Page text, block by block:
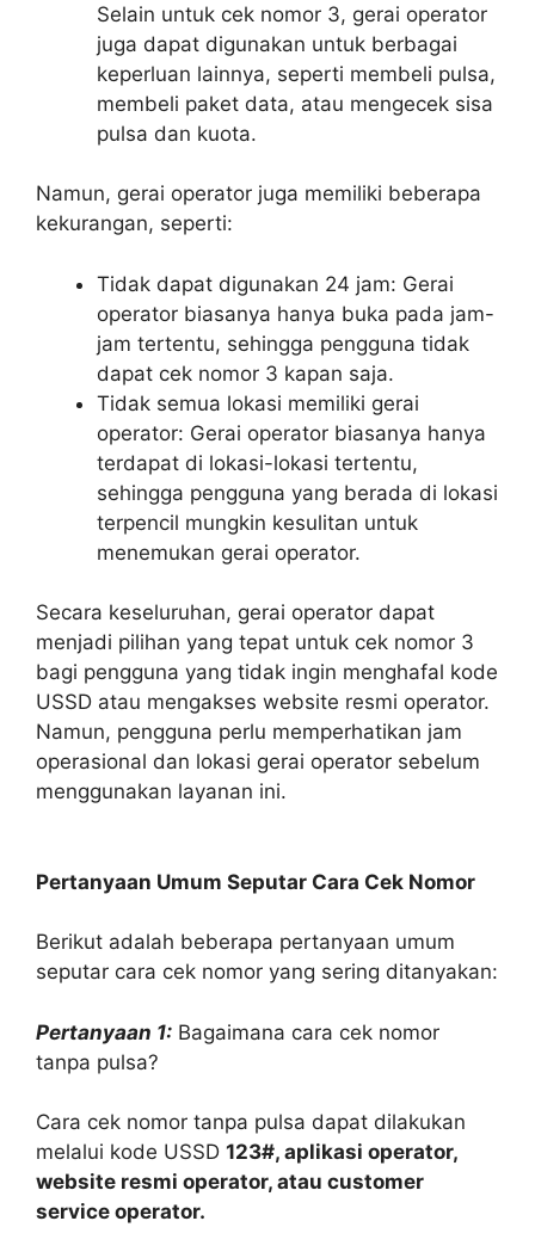
Selain untuk cek nomor 3, gerai operator
juga dapat digunakan untuk berbagai
keperluan lainnya, seperti membeli pulsa,
membeli paket data, atau mengecek sisa
pulsa dan kuota.
Namun, gerai operator juga memiliki beberapa
kekurangan, seperti:
Tidak dapat digunakan 24 jam: Gerai
operator biasanya hanya buka pada jam-
jam tertentu, sehingga pengguna tidak
dapat cek nomor 3 kapan saja.
Tidak semua lokasi memiliki gerai
operator: Gerai operator biasanya hanya
terdapat di lokasi-lokasi tertentu,
sehingga pengguna yang berada di lokasi
terpencil mungkin kesulitan untuk
menemukan gerai operator.
Secara keseluruhan, gerai operator dapat
menjadi pilihan yang tepat untuk cek nomor 3
bagi pengguna yang tidak ingin menghafal kode
USSD atau mengakses website resmi operator.
Namun, pengguna perlu memperhatikan jam
operasional dan lokasi gerai operator sebelum
menggunakan layanan ini.
Pertanyaan Umum Seputar Cara Cek Nomor
Berikut adalah beberapa pertanyaan umum
seputar cara cek nomor yang sering ditanyakan:
Pertanyaan 1: Bagaimana cara cek nomor
tanpa pulsa?
Cara cek nomor tanpa pulsa dapat dilakukan
melalui kode USSD 123#, aplikasi operator,
website resmi operator, atau customer
service operator.